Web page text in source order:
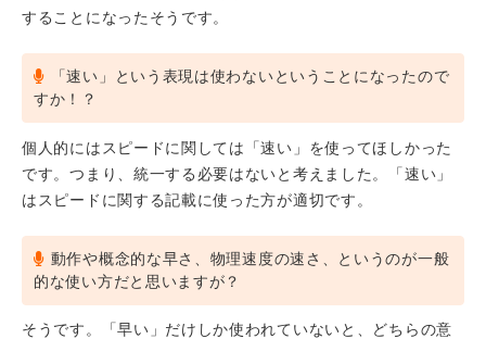
することになったそうです。
「速い」という表現は使わないということになったので
すか！？
個人的にはスピードに関しては「速い」を使ってほしかった
です。つまり、統一する必要はないと考えました。「速い」
はスピードに関する記載に使った方が適切です。
動作や概念的な早さ、物理速度の速さ、というのが一般
的な使い方だと思いますが？
そうです。「早い」だけしか使われていないと、どちらの意